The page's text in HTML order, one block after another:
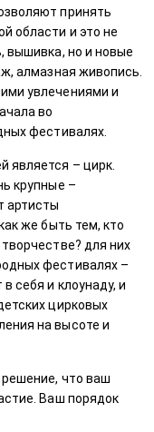
принять
области и это не
вышивка, но и новые
алмазная живопись.
увлечениями и
во
фестивалях.
является – цирк.
крупные –
артисты
же быть тем, кто
для них
фестивалях –
себя и клоунаду, и
цирковых
на высоте и
что ваш
Ваш порядок